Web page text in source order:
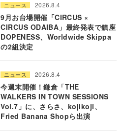
ニュース 2026.8.4
9月お台場開催「CIRCUS ×
CIRCUS ODAIBA」最終発表で鎮座
DOPENESS、Worldwide Skippa
の2組決定
ニュース 2026.8.4
今週末開催！鎌倉「THE
WALKERS IN TOWN SESSIONS
Vol.7」に、さらさ、kojikoji、
Fried Banana Shopら出演